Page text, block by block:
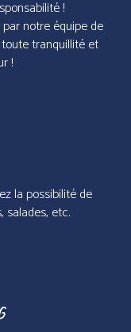
!
notre équipe de
tranquillité et
!
la possibilité de
salades, etc.